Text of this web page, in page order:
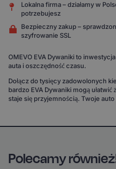
Lokalna firma – działamy w
potrzebujesz
Bezpieczny zakup –
szyfrowanie SSL
OMEVO EVA Dywaniki to
auta i oszczędność czasu.
Dołącz do tysięcy zadowolonych
bardzo EVA Dywaniki mogą
staje się przyjemnością. Twoje auto
Polecamy